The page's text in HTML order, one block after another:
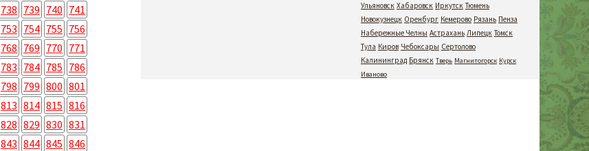
738 739 740 741
753 754 755 756
768 769 770 771
783 784 785 786
798 799 800 801
813 814 815 816
828 829 830 831
843 844 845 846
Ульяновск Хабаровск Иркутск Тюмень
Новокузнецк Оренбург Кемерово Рязань Пенза
Набережные Челны Астрахань Липецк Томск
Тула Киров Чебоксары Сертолово
Калининград Брянск Тверь Магнитогорск Курск
Иваново